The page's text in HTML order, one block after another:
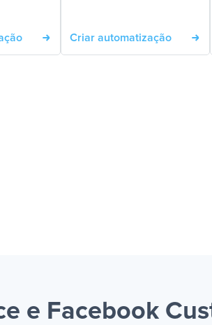
Criar automatização
e Facebook